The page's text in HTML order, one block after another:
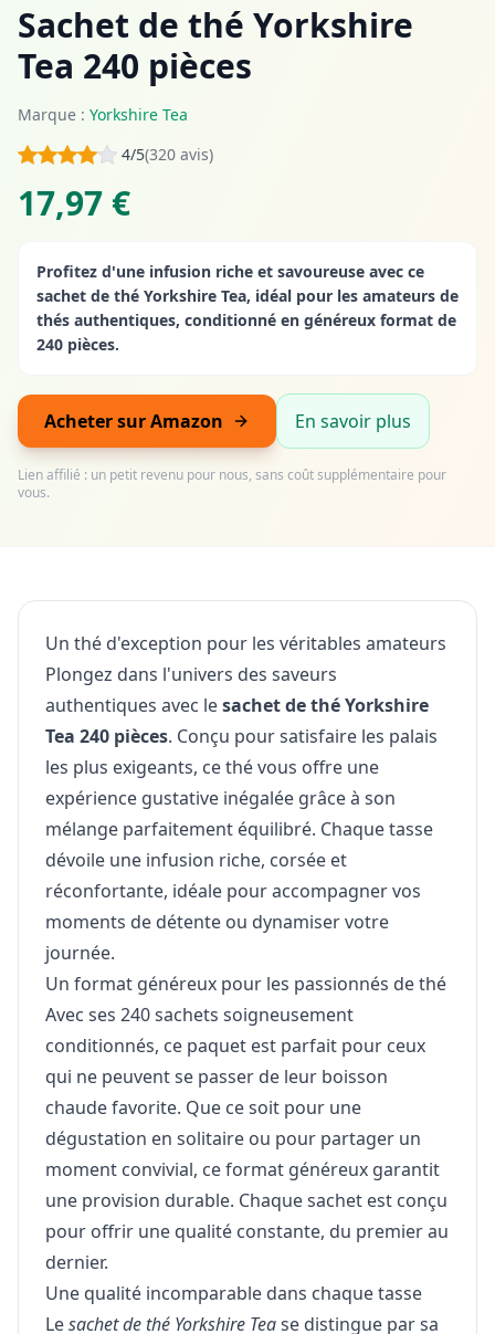
Sachet de thé Yorkshire
Tea 240 pièces
Marque : Yorkshire Tea
4/5(320 avis)
17,97 €
Profitez d'une infusion riche et savoureuse avec ce
sachet de thé Yorkshire Tea, idéal pour les amateurs de
thés authentiques, conditionné en généreux format de
240 pièces.
Acheter sur Amazon En savoir plus
Lien affilié : un petit revenu pour nous, sans coût supplémentaire pour
vous.
Un thé d'exception pour les véritables amateurs
Plongez dans l'univers des saveurs
authentiques avec lesachet de thé Yorkshire
Tea 240 pièces. Conçu pour satisfaire les palais
les plus exigeants, ce thé vous offre une
expérience gustative inégalée grâce à son
mélange parfaitement équilibré. Chaque tasse
dévoile une infusion riche, corsée et
réconfortante, idéale pour accompagner vos
moments de détente ou dynamiser votre
journée.
Un format généreux pour les passionnés de thé
Avec ses 240 sachets soigneusement
conditionnés, ce paquet est parfait pour ceux
qui ne peuvent se passer de leur boisson
chaude favorite. Que ce soit pour une
dégustation en solitaire ou pour partager un
moment convivial, ce format généreux garantit
une provision durable. Chaque sachet est conçu
pour offrir une qualité constante, du premier au
dernier.
Une qualité incomparable dans chaque tasse
Lesachet de thé Yorkshire Tease distingue par sa